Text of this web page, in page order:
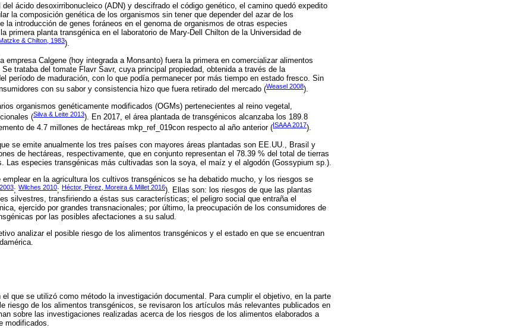
ácido desoxirribonucleico (ADN) y descifrado el código genético, el camino quedó expedito
la composición genética de los organismos sin tener que depender del azar de los
la introducción de genes foráneos en el genoma de organismos de otras especies
primera planta transgénica en el laboratorio de Mary-Dell Chilton de la Universidad de
& Chilton, 1983).
empresa Calgene (hoy integrada a Monsanto) fuera la primera en comercializar alimentos
trataba del tomate Flavr Savr, cuya principal propiedad, obtenida a través de la
período de maduración, con lo que podía permanecer por más tiempo en estado fresco. Sin
con su sabor y consistencia hizo que fuera retirado del mercado (Weasel 2008).
organismos genéticamente modificados (OGMs) pertenecientes al reino vegetal,
(Silva & Leite 2013). En 2017, el área plantada de transgénicos alcanzaba los 189.8
de 4.7 millones de hectáreas mkp_ref_019con respecto al año anterior (ISAAA 2017).
se emite anualmente los tres países con mayores áreas plantadas son EE.UU., Brasil y
de hectáreas, respectivamente, que en conjunto representan el 78.39 % del total de tierras
Las especies transgénicas más cultivadas son la soya, el maíz y el algodón (Gossypium sp.).
en la agricultura los cultivos transgénicos se ha debatido mucho, y los riesgos se
; Wilches 2010; Héctor, Pérez, Moreira & Millet 2016). Ellas son: los riesgos de que las plantas
silvestres, transfiriendo a éstas sus características; el peligro social que entraña el
ejercido por grandes transnacionales; por último, la preocupación de los consumidores de
por las posibles afectaciones a su salud.
analizar el posible riesgo de los alimentos transgénicos y el estado en que se encuentran
que se utilizó como método la investigación documental. Para cumplir el objetivo, en la parte
riesgo de los alimentos transgénicos, se revisaron los artículos más relevantes publicados en
sobre las investigaciones realizadas acerca de los riesgos de los alimentos elaborados a
modificados.